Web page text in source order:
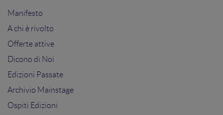
Manifesto
A chi è rivolto
Offerte attive
Dicono di Noi
Edizioni Passate
Archivio Mainstage
Ospiti Edizioni